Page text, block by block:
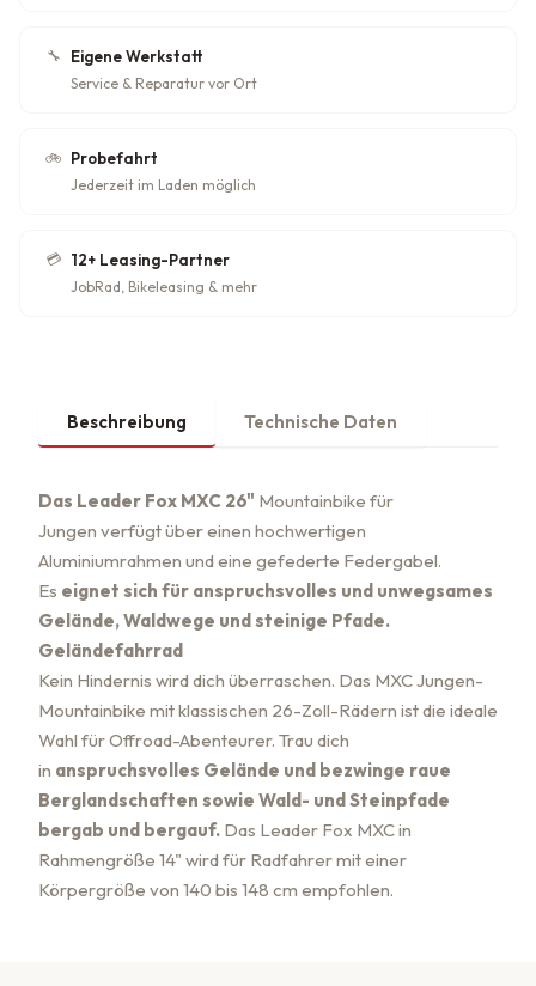
🔧 Eigene Werkstatt
Service & Reparatur vor Ort
🚲 Probefahrt
Jederzeit im Laden möglich
💳 12+ Leasing-Partner
JobRad, Bikeleasing & mehr
Beschreibung Technische Daten
Das Leader Fox MXC 26" Mountainbike für
Jungen verfügt über einen hochwertigen
Aluminiumrahmen und eine gefederte Federgabel.
Es eignet sich für anspruchsvolles und unwegsames
Gelände, Waldwege und steinige Pfade.
Geländefahrrad
Kein Hindernis wird dich überraschen. Das MXC Jungen-
Mountainbike mit klassischen 26-Zoll-Rädern ist die ideale
Wahl für Offroad-Abenteurer. Trau dich
in anspruchsvolles Gelände und bezwinge raue
Berglandschaften sowie Wald- und Steinpfade
bergab und bergauf. Das Leader Fox MXC in
Rahmengröße 14" wird für Radfahrer mit einer
Körpergröße von 140 bis 148 cm empfohlen.